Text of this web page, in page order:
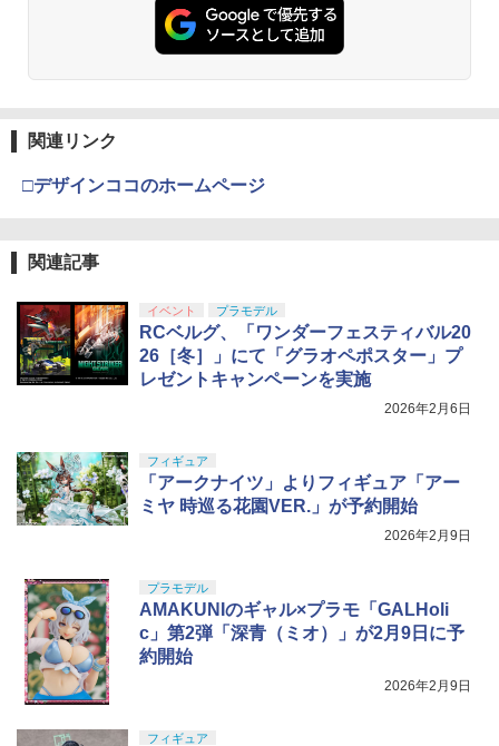
関連リンク
□デザインココのホームページ
関連記事
イベント プラモデル
RCベルグ、「ワンダーフェスティバル20
26［冬］」にて「グラオペポスター」プ
レゼントキャンペーンを実施
2026年2月6日
フィギュア
「アークナイツ」よりフィギュア「アー
ミヤ 時巡る花園VER.」が予約開始
2026年2月9日
プラモデル
AMAKUNIのギャル×プラモ「GALHoli
c」第2弾「深青（ミオ）」が2月9日に予
約開始
2026年2月9日
フィギュア